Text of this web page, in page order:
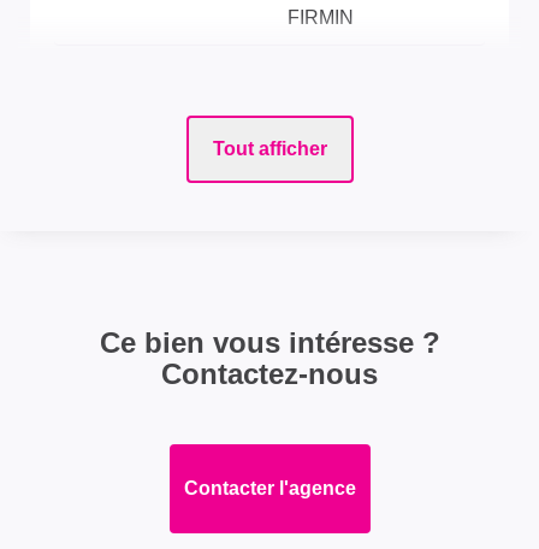
FIRMIN
158000 EUR
Taxe Foncière 583 EUR
Tout afficher
Ce bien vous intéresse ?
Contactez-nous
Contacter l'agence